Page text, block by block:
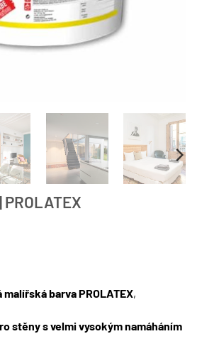
barva PROLATEX,
stěny s velmi vysokým namáháním